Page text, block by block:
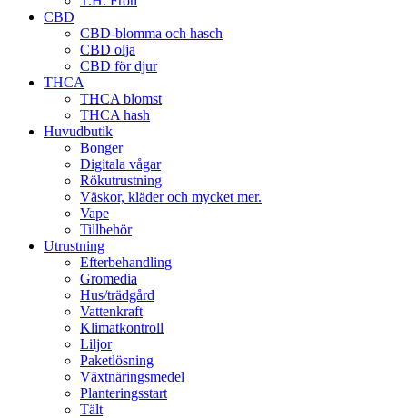
CBD
CBD-blomma och hasch
CBD olja
CBD för djur
THCA
THCA blomst
THCA hash
Huvudbutik
Bonger
Digitala vågar
Rökutrustning
Väskor, kläder och mycket mer.
Vape
Tillbehör
Utrustning
Efterbehandling
Gromedia
Hus/trädgård
Vattenkraft
Klimatkontroll
Liljor
Paketlösning
Växtnäringsmedel
Planteringsstart
Tält